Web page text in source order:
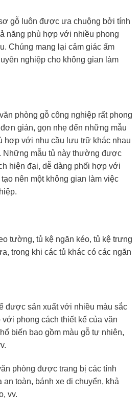
gỗ luôn được ưa chuộng bởi tính
năng phù hợp với nhiều phong
Chúng mang lại cảm giác ấm
nghiệp cho không gian làm
phòng gỗ công nghiệp rất phong
giản, gọn nhẹ đến những mẫu
hợp với nhu cầu lưu trữ khác nhau
Những mẫu tủ này thường được
hiện đại, dễ dàng phối hợp với
nên một không gian làm việc
tường, tủ kệ ngăn kéo, tủ kệ trưng
trong khi các tủ khác có các ngăn
được sản xuất với nhiều màu sắc
phong cách thiết kế của văn
biến bao gồm màu gỗ tự nhiên,
phòng được trang bị các tính
toàn, bánh xe di chuyển, khả
vv.